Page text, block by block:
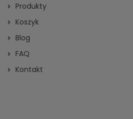
Produkty
Koszyk
Blog
FAQ
Kontakt